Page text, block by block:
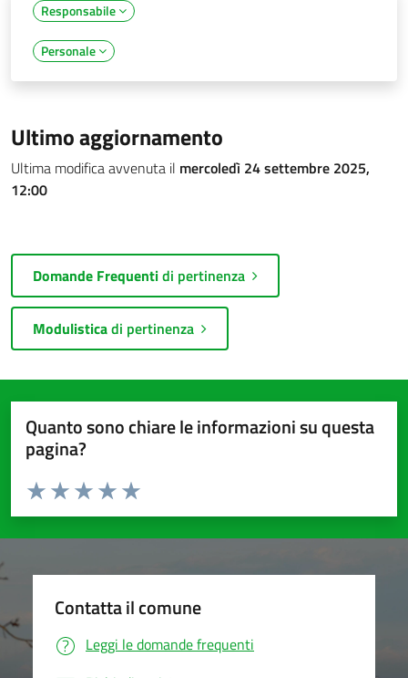
Responsabile
Personale
Ultimo aggiornamento
Ultima modifica avvenuta il mercoledì 24 settembre 2025,
12:00
Domande Frequentidi pertinenza
Modulisticadi pertinenza
Quanto sono chiare le informazioni su questa
pagina?
Valuta da 1 a 5 stelle la pagina
Valuta 5 stelle su 5
Valuta 4 stelle su 5
Valuta 3 stelle su 5
Valuta 2 stelle su 5
Valuta 1 stelle su 5
Contatta il comune
Leggi le domande frequenti